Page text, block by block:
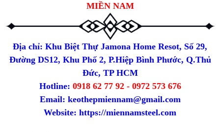
MIỀN NAM
Địa chỉ: Khu Biệt Thự Jamona Home Resot, Số 29,
Đường DS12, Khu Phố 2, P.Hiệp Bình Phước, Q.Thủ
Đức, TP HCM
Hotline: 0918 62 77 92 - 0972 573 676
Email: keothepmiennam@gmail.com
Website: https://miennamsteel.com